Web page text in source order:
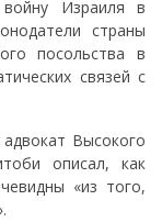
Израиля в
страны
посольства в
связей с
Высокого
описал, как
«из того,